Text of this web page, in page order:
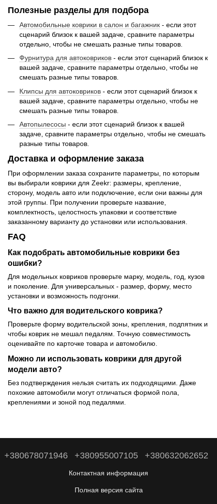
Полезные разделы для подбора
Автомобильные коврики в салон и багажник - если этот
сценарий близок к вашей задаче, сравните параметры
отдельно, чтобы не смешать разные типы товаров.
Фурнитура для автоковриков - если этот сценарий близок к
вашей задаче, сравните параметры отдельно, чтобы не
смешать разные типы товаров.
Клипсы для автоковриков - если этот сценарий близок к
вашей задаче, сравните параметры отдельно, чтобы не
смешать разные типы товаров.
Автопылесосы - если этот сценарий близок к вашей
задаче, сравните параметры отдельно, чтобы не смешать
разные типы товаров.
Доставка и оформление заказа
При оформлении заказа сохраните параметры, по которым
вы выбирали коврики для Zeekr: размеры, крепление,
сторону, модель авто или подключение, если они важны для
этой группы. При получении проверьте название,
комплектность, целостность упаковки и соответствие
заказанному варианту до установки или использования.
FAQ
Как подобрать автомобильные коврики без
ошибки?
Для модельных ковриков проверьте марку, модель, год, кузов
и поколение. Для универсальных - размер, форму, место
установки и возможность подгонки.
Что важно для водительского коврика?
Проверьте форму водительской зоны, крепления, подпятник и
чтобы коврик не мешал педалям. Точную совместимость
оценивайте по карточке товара и автомобилю.
Можно ли использовать коврики для другой
модели авто?
Без подтверждения нельзя считать их подходящими. Даже
похожие автомобили могут отличаться формой пола,
креплениями и зоной под педалями.
+380678071946 +380955007105 +380632062652
Контактная информация
Полная версия сайта